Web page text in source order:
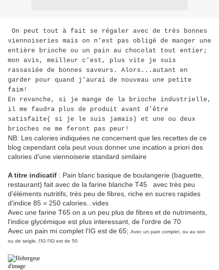
On peut tout à fait se régaler avec de très bonnes
viennoiseries mais on n'est pas obligé de manger une
entière brioche ou un pain au chocolat tout entier;
mon avis, meilleur c'est, plus vite je suis
rassasiée de bonnes saveurs. Alors...autant en
garder pour quand j'aurai de nouveau une petite
faim!
En revanche, si je mange de la brioche industrielle,
il me faudra plus de produit avant d'être
satisfaite( si je le suis jamais) et une ou deux
brioches ne me feront pas peur!
NB: Les calories indiquées ne concernent que les recettes de ce
blog cependant cela peut vous donner une incation a priori des
calories d'une viennoiserie standard similaire
A titre indicatif : Pain blanc basique de boulangerie (baguette,
restaurant) fait avec de la farine blanche T45 avec très peu
d'éléments nutritifs, très peu de fibres, riche en sucres rapides
d'indice 85 = 250 calories...vides
Avec une farine T65 on a un peu plus de fibres et de nutriments,
l'indice glycémique est plus interessant, de l'ordre de 70
Avec un pain mi complet l'IG est de 65; Avec un pain complet, ou au son
ou de seigle, l'IG l'IG est de 50